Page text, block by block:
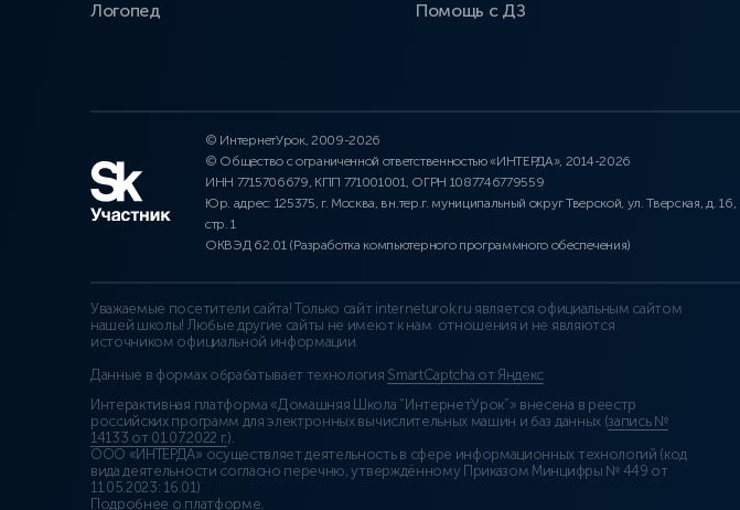
Логопед
Помощь с ДЗ
© ИнтернетУрок, 2009-2026
© Общество с ограниченной ответственностью «ИНТЕРДА», 2014-2026
ИНН 7715706679, КПП 771001001, ОГРН 1087746779559
Юр. адрес: 125375, г. Москва, вн.тер.г. муниципальный округ Тверской, ул. Тверская, д. 16,
стр. 1
ОКВЭД 62.01 (Разработка компьютерного программного обеспечения)
Уважаемые посетители сайта! Только сайт interneturok.ru является официальным сайтом
нашей школы! Любые другие сайты не имеют к нам отношения и не являются
источником официальной информации.
Данные в формах обрабатывает технология SmartCaptcha от Яндекс
Интерактивная платформа «Домашняя Школа “ИнтернетУрок”» внесена в реестр
российских программ для электронных вычислительных машин и баз данных (запись №
14133 от 01.07.2022 г.).
ООО «ИНТЕРДА» осуществляет деятельность в сфере информационных технологий (код
вида деятельности согласно перечню, утверждённому Приказом Минцифры № 449 от
11.05.2023: 16.01)
Подробнее о платформе.